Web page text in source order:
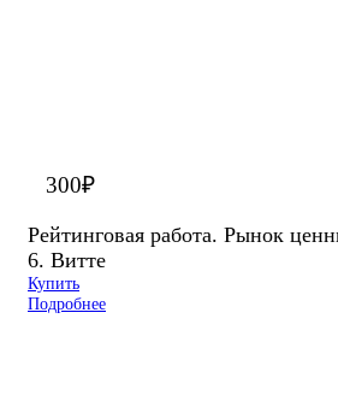
300₽
Рейтинговая работа. Рынок
6. Витте
Купить
Подробнее